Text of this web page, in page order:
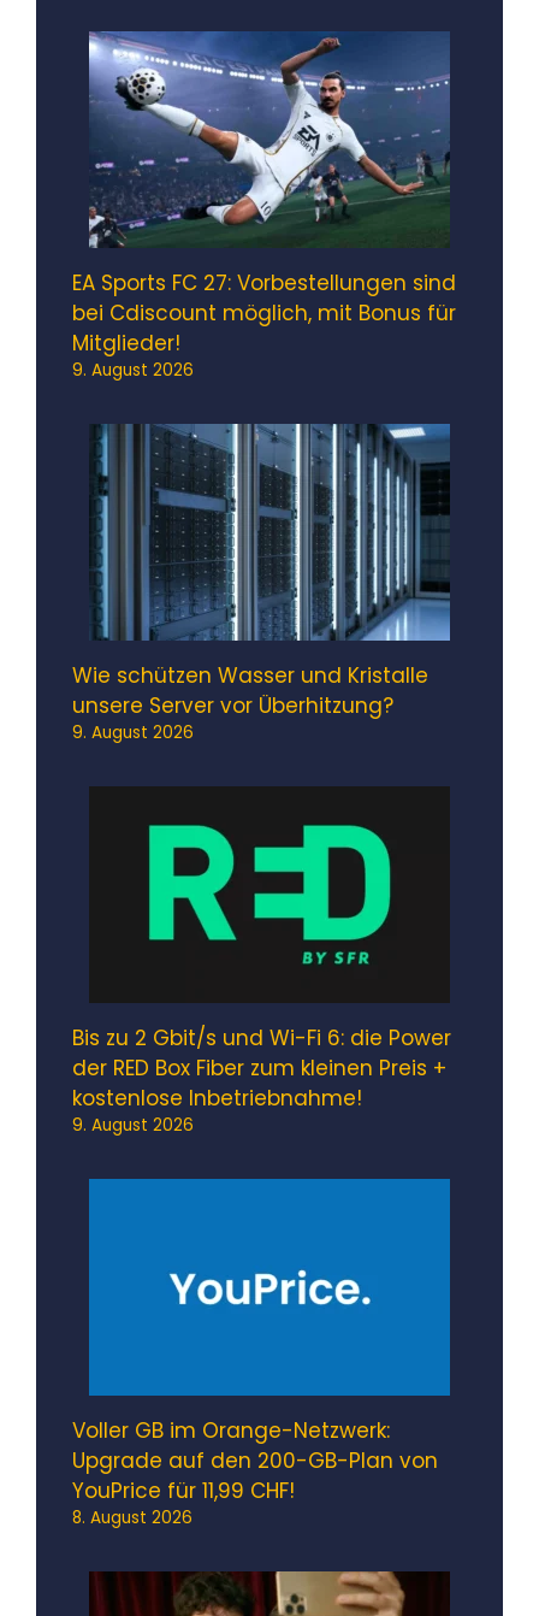
EA Sports FC 27: Vorbestellungen sind
bei Cdiscount möglich, mit Bonus für
Mitglieder!
9. August 2026
Wie schützen Wasser und Kristalle
unsere Server vor Überhitzung?
9. August 2026
Bis zu 2 Gbit/s und Wi-Fi 6: die Power
der RED Box Fiber zum kleinen Preis +
kostenlose Inbetriebnahme!
9. August 2026
Voller GB im Orange-Netzwerk:
Upgrade auf den 200-GB-Plan von
YouPrice für 11,99 CHF!
8. August 2026